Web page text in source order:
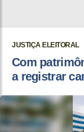
JUSTIÇA ELEITORAL
Com
a registrar